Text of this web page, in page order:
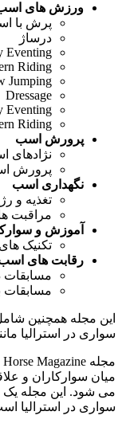
ورزش های
پرش با
درساژ
Eventing
Riding
Jumping
Dressage
Eventing
Riding
پرورش اسب
نژادهای
پرورش
نگهداری اسب
تغذیه و
مراقبت
آموزش و
تکنیک
رقابت های
مسابقات
مسابقات
این مجله همچنین
سواری در استرالیا
میان سوارکاران و
می شود. این مجله یک
سواری در استرالیا